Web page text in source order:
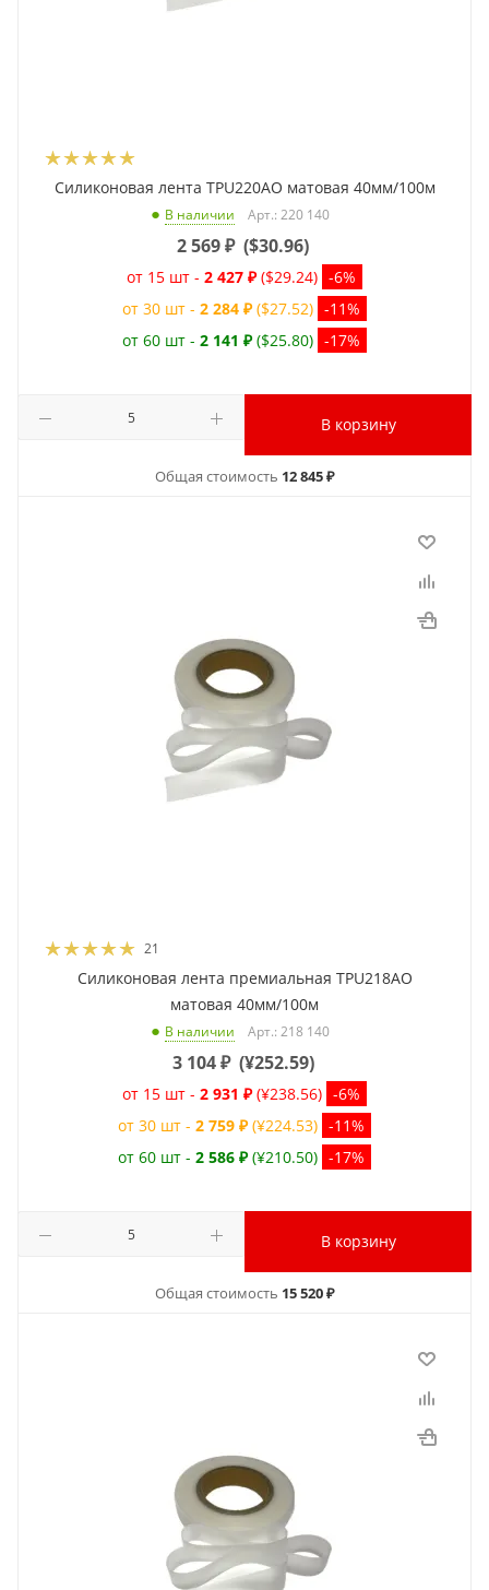
Силиконовая лента TPU220AO матовая 40мм/100м
В наличии Арт.: 220 140
2 569₽ ($30.96)
от 15 шт - 2 427 ₽ ($29.24) -6%
от 30 шт - 2 284 ₽ ($27.52) -11%
от 60 шт - 2 141 ₽ ($25.80) -17%
В корзину
Общая стоимость 12 845 ₽
21
Силиконовая лента премиальная TPU218AO
матовая 40мм/100м
В наличии Арт.: 218 140
3 104₽ (¥252.59)
от 15 шт - 2 931 ₽ (¥238.56) -6%
от 30 шт - 2 759 ₽ (¥224.53) -11%
от 60 шт - 2 586 ₽ (¥210.50) -17%
В корзину
Общая стоимость 15 520 ₽